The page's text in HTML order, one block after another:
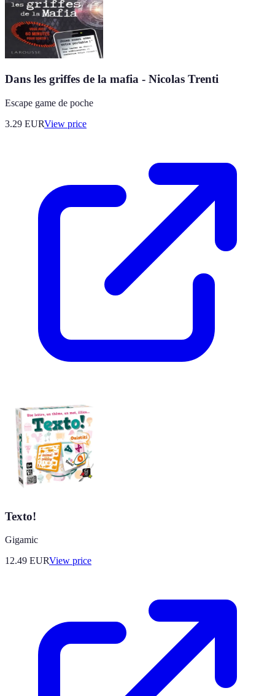
Dans les griffes de la mafia - Nicolas Trenti
Escape game de poche
3.29 EURView price
Texto!
Gigamic
12.49 EURView price